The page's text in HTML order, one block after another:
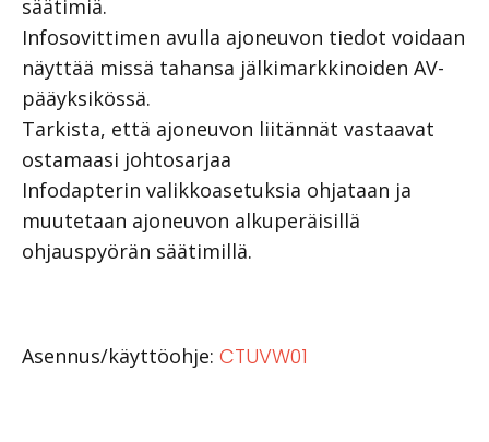
säätimiä.
Infosovittimen avulla ajoneuvon tiedot voidaan
näyttää missä tahansa jälkimarkkinoiden AV-
pääyksikössä.
Tarkista, että ajoneuvon liitännät vastaavat
ostamaasi johtosarjaa
Infodapterin valikkoasetuksia ohjataan ja
muutetaan ajoneuvon alkuperäisillä
ohjauspyörän säätimillä.
Asennus/käyttöohje: CTUVW01